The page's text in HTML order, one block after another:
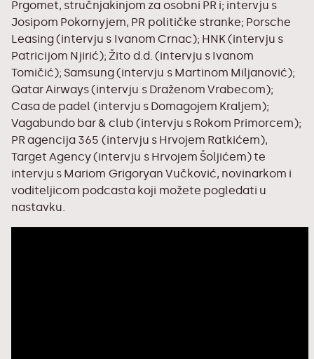
Prgomet, stručnjakinjom za osobni PR i; intervju s
Josipom Pokornyjem, PR političke stranke; Porsche
Leasing (intervju s Ivanom Crnac); HNK (intervju s
Patricijom Njirić); Žito d.d. (intervju s Ivanom
Tomičić); Samsung (intervju s Martinom Miljanović);
Qatar Airways (intervju s Draženom Vrabecom);
Casa de padel (intervju s Domagojem Kraljem);
Vagabundo bar & club (intervju s Rokom Primorcem);
PR agencija 365 (intervju s Hrvojem Ratkićem),
Target Agency (intervju s Hrvojem Šoljićem) te
intervju s Mariom Grigoryan Vučković, novinarkom i
voditeljicom podcasta koji možete pogledati u
nastavku.